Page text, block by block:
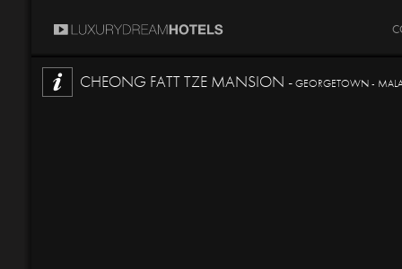
CHEONG FATT TZE MANSION -GEORGETOWN -